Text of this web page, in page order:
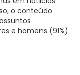
o conteúdo
e homens (91%).